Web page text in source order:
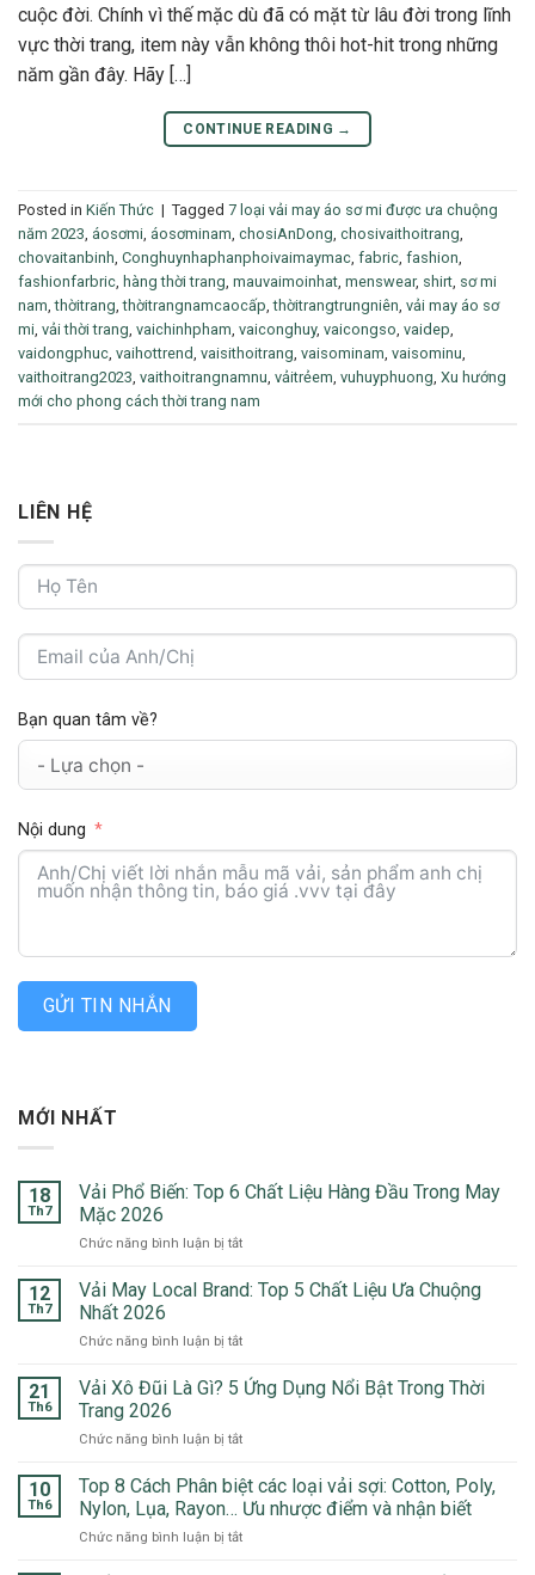
cuộc đời. Chính vì thế mặc dù đã có mặt từ lâu đời trong lĩnh
vực thời trang, item này vẫn không thôi hot-hit trong những
năm gần đây. Hãy […]
CONTINUE READING →
Posted in Kiến Thức | Tagged 7 loại vải may áo sơ mi được ưa chuộng
năm 2023, áosơmi, áosơminam, chosiAnDong, chosivaithoitrang,
chovaitanbinh, Conghuynhaphanphoivaimaymac, fabric, fashion,
fashionfarbric, hàng thời trang, mauvaimoinhat, menswear, shirt, sơ mi
nam,thờitrang,thờitrangnamcaocấp,thờitrangtrungniên, vải may áo sơ
mi, vải thời trang, vaichinhpham, vaiconghuy, vaicongso, vaidep,
vaidongphuc, vaihottrend, vaisithoitrang, vaisominam, vaisominu,
vaithoitrang2023, vaithoitrangnamnu, vảitrẻem, vuhuyphuong, Xu hướng
mới cho phong cách thời trang nam
LIÊN HỆ
Bạn quan tâm về?
Nội dung
GỬI TIN NHẮN
MỚI NHẤT
18
Th7
Vải Phổ Biến: Top 6 Chất Liệu Hàng Đầu Trong May
Mặc 2026
Chức năng bình luận bị tắtở
Phổ
6
Liệu
Trong
Mặc
2026
12
Th7
Vải May Local Brand: Top 5 Chất Liệu Ưa Chuộng
Nhất 2026
Chức năng bình luận bị tắtở
May
Local
Top
Chất
Liệu
Chuộng
21
Th6
Vải Xô Đũi Là Gì? 5 Ứng Dụng Nổi Bật Trong Thời
Trang 2026
Chức năng bình luận bị tắtở
Xô
Đũi
Là
Gì?
10
Th6
Top 8 Cách Phân biệt các loại vải sợi: Cotton, Poly,
Nylon, Lụa, Rayon… Ưu nhược điểm và nhận biết
Chức năng bình luận bị tắtở